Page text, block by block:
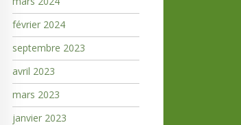
février 2024
septembre 2023
avril 2023
mars 2023
janvier 2023